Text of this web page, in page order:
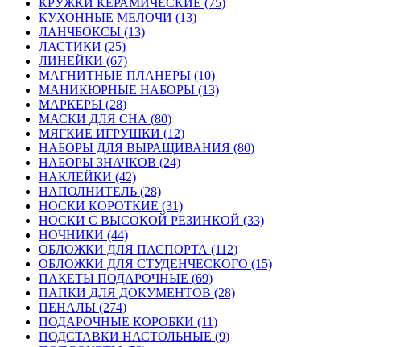
КУХОННЫЕ МЕЛОЧИ (13)
ЛАНЧБОКСЫ (13)
ЛАСТИКИ (25)
ЛИНЕЙКИ (67)
МАГНИТНЫЕ ПЛАНЕРЫ (10)
МАНИКЮРНЫЕ НАБОРЫ (13)
МАРКЕРЫ (28)
МАСКИ ДЛЯ СНА (80)
МЯГКИЕ ИГРУШКИ (12)
НАБОРЫ ДЛЯ ВЫРАЩИВАНИЯ (80)
НАБОРЫ ЗНАЧКОВ (24)
НАКЛЕЙКИ (42)
НАПОЛНИТЕЛЬ (28)
НОСКИ КОРОТКИЕ (31)
НОСКИ С ВЫСОКОЙ РЕЗИНКОЙ (33)
НОЧНИКИ (44)
ОБЛОЖКИ ДЛЯ ПАСПОРТА (112)
ОБЛОЖКИ ДЛЯ СТУДЕНЧЕСКОГО (15)
ПАКЕТЫ ПОДАРОЧНЫЕ (69)
ПАПКИ ДЛЯ ДОКУМЕНТОВ (28)
ПЕНАЛЫ (274)
ПОДАРОЧНЫЕ КОРОБКИ (11)
ПОДСТАВКИ НАСТОЛЬНЫЕ (9)